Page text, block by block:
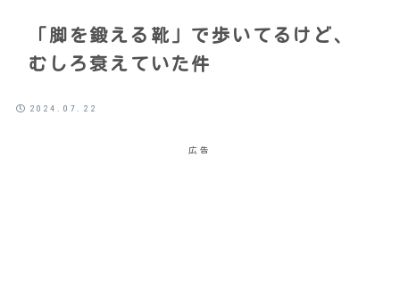
「脚を鍛える靴」で歩いてるけど、
むしろ衰えていた件
2024.07.22
広告